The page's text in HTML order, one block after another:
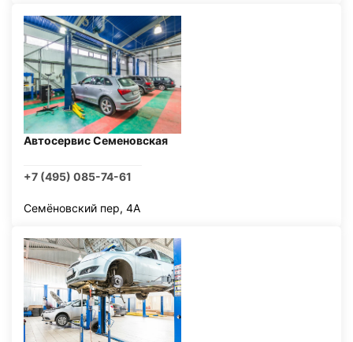
Автосервис Семеновская
+7 (495) 085-74-61
Семёновский пер, 4А